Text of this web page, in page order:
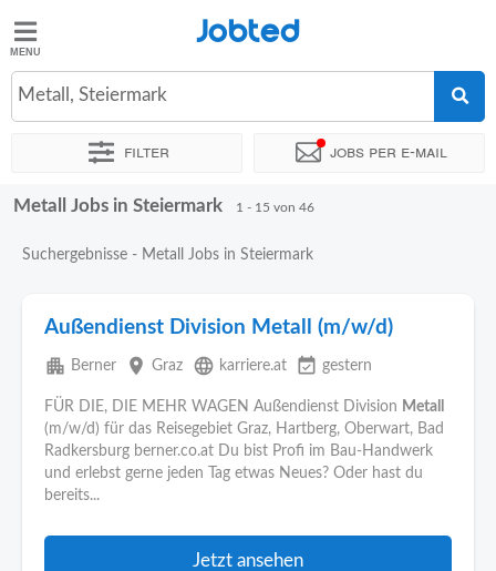
Jobted
Jobs
Jobted
Metall, Steiermark
Filter Jobs per e-mail
Sortieren nach Unternehmen Personaldienstleister
Metall Jobs in Steiermark 1 - 15 von 46
Suchergebnisse - Metall Jobs in Steiermark
Außendienst Division Metall (m/w/d)
apartment Berner place Graz language karriere.at event_available gestern
FÜR DIE, DIE MEHR WAGEN Außendienst Division Metall
(m/w/d) für das Reisegebiet Graz, Hartberg, Oberwart, Bad
Radkersburg berner.co.at Du bist Profi im Bau-Handwerk
und erlebst gerne jeden Tag etwas Neues? Oder hast du
bereits...
Jetzt ansehen